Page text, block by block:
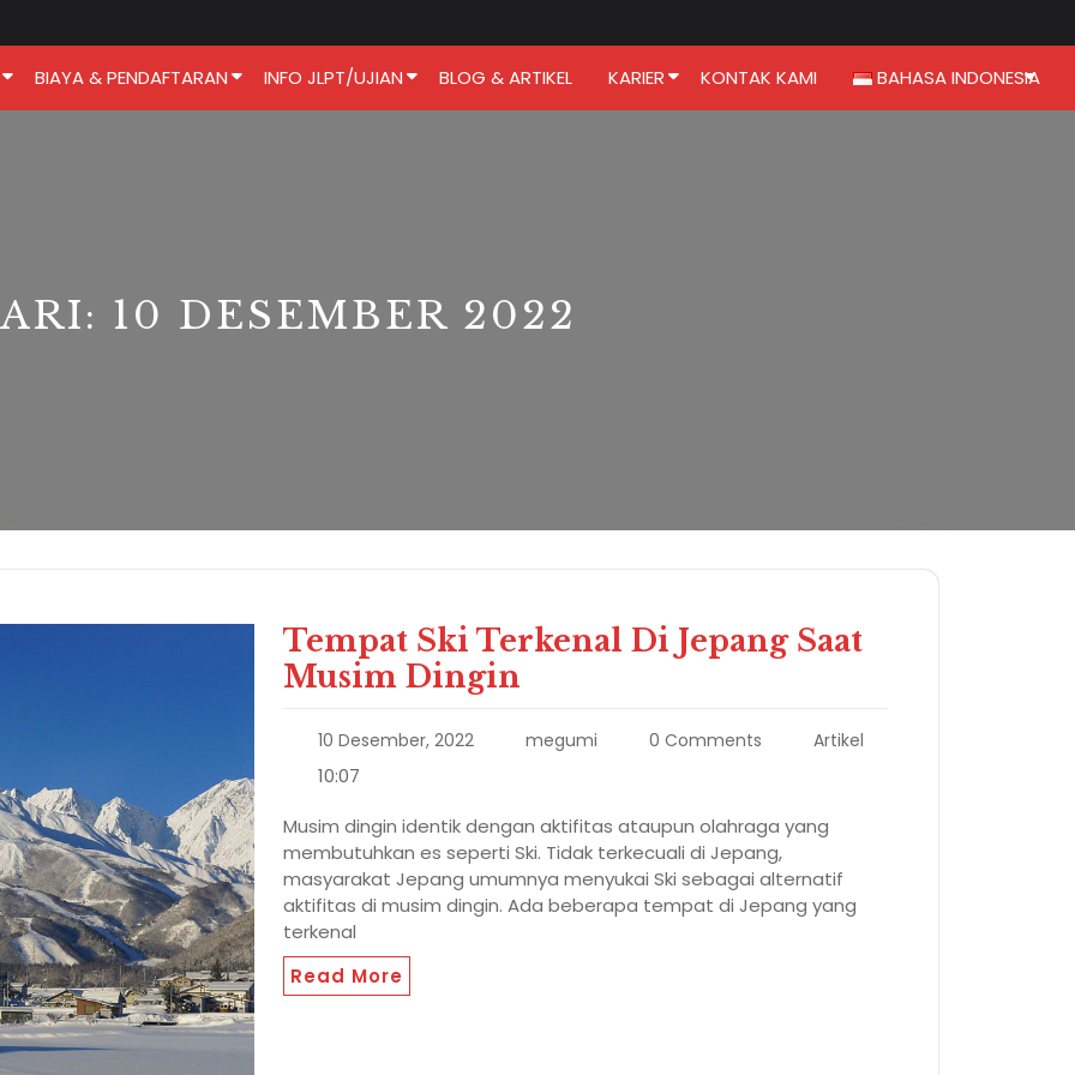
BIAYA & PENDAFTARAN INFO JLPT/UJIAN BLOG & ARTIKEL KARIER KONTAK KAMI BAHASA INDONESIA
10 DESEMBER 2022
Tempat Ski Terkenal Di Jepang Saat
Musim Dingin
10 Desember, 2022 megumi 0 Comments Artikel
10:07
Musim dingin identik dengan aktifitas ataupun olahraga yang
membutuhkan es seperti Ski. Tidak terkecuali di Jepang,
masyarakat Jepang umumnya menyukai Ski sebagai alternatif
aktifitas di musim dingin. Ada beberapa tempat di Jepang yang
terkenal
Read More